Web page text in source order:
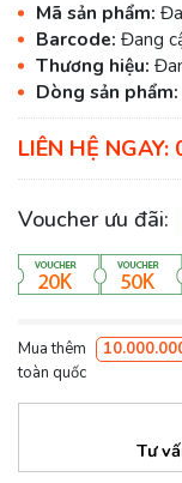
Mã sản phẩm:
Barcode: Đang
Thương hiệu:
Dòng sản phẩm:
LIÊN HỆ
Voucher ưu đãi:
Mua thêm
toàn quốc
Tư